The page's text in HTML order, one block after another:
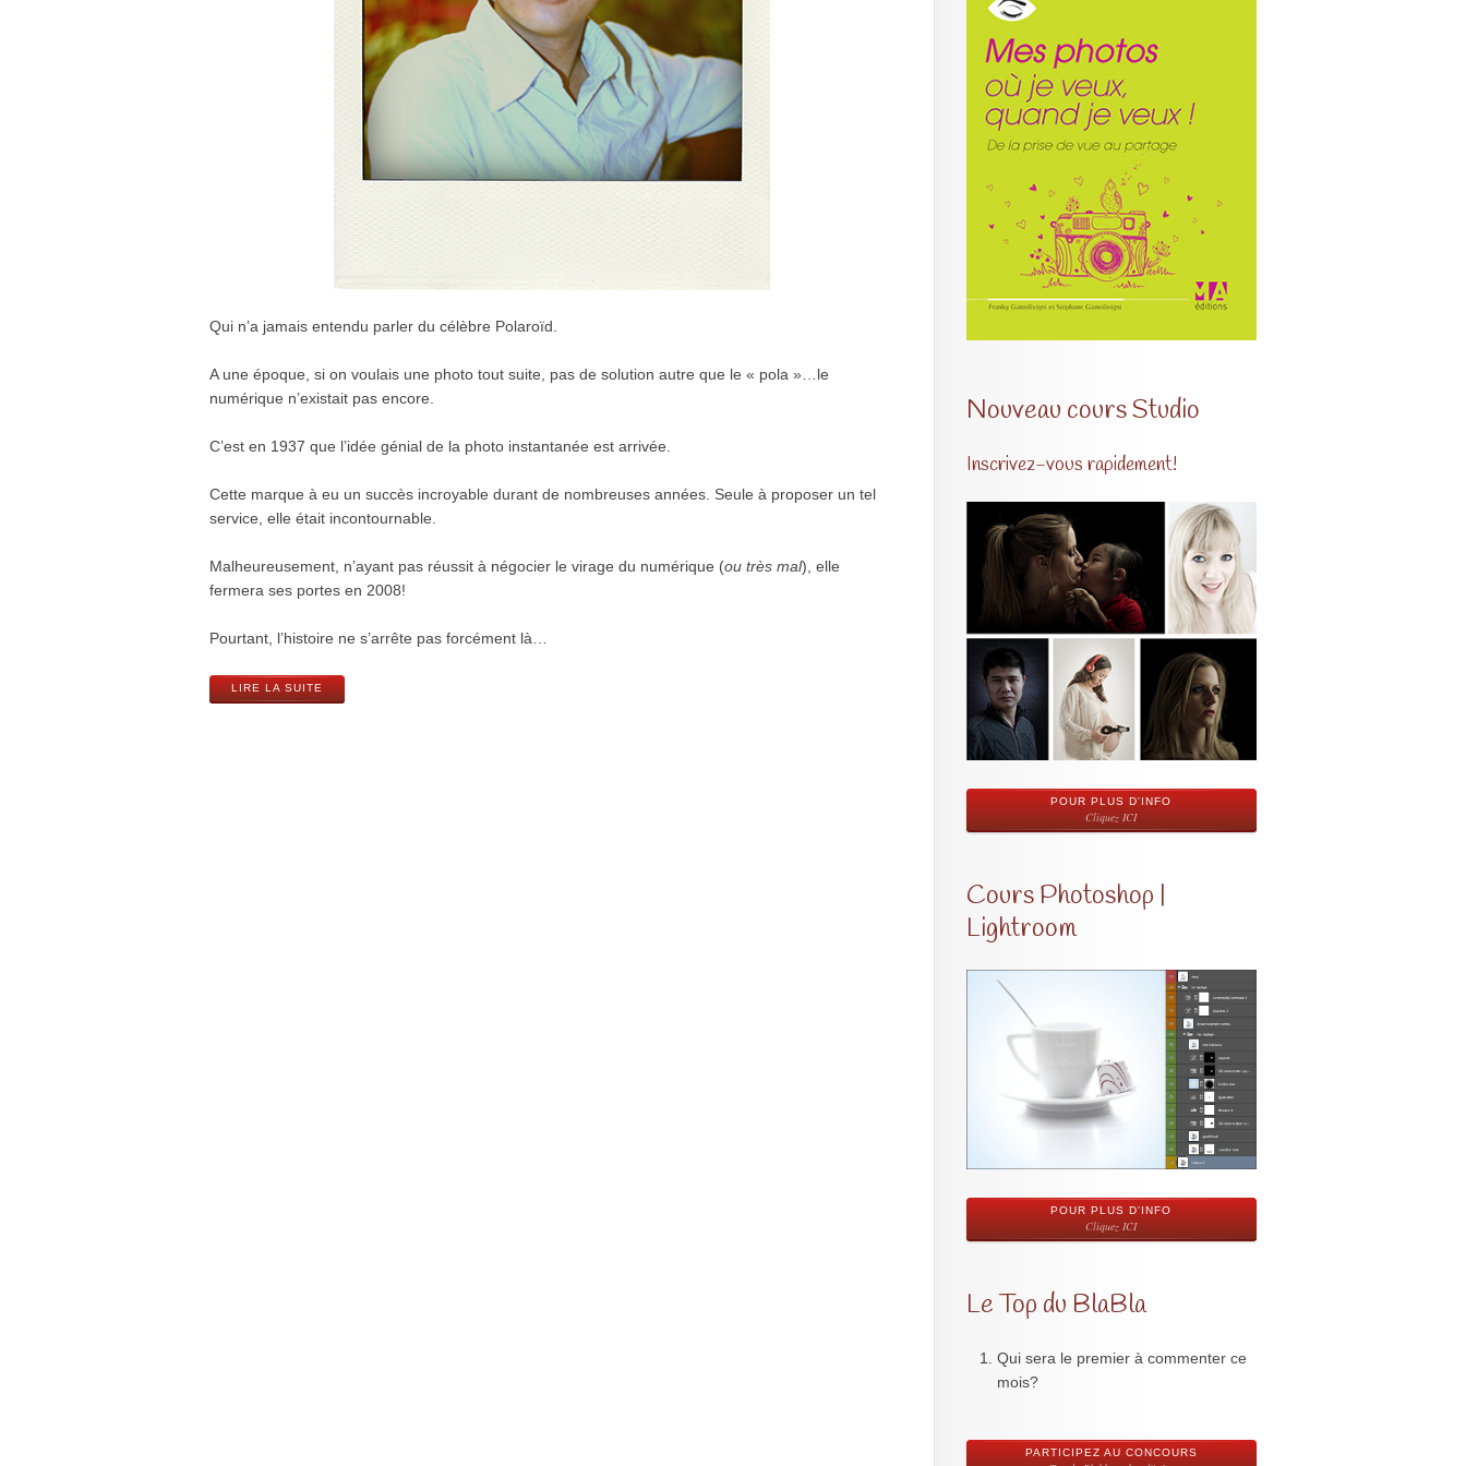
Qui n’a jamais entendu parler du célèbre Polaroïd.
A une époque, si on voulais une photo tout suite, pas de solution autre que le « pola »…le
numérique n’existait pas encore.
C’est en 1937 que l’idée génial de la photo instantanée est arrivée.
Cette marque à eu un succès incroyable durant de nombreuses années. Seule à proposer un tel
service, elle était incontournable.
Malheureusement, n’ayant pas réussit à négocier le virage du numérique (ou très mal), elle
fermera ses portes en 2008!
Pourtant, l’histoire ne s’arrête pas forcément là…
LIRE LA SUITE
Nouveau cours Studio
Inscrivez-vous rapidement!
POUR PLUS D'INFO
Cliquez ICI
Cours Photoshop |
Lightroom
POUR PLUS D'INFO
Cliquez ICI
Le Top du BlaBla
Qui sera le premier à commenter ce
mois?
PARTICIPEZ AU CONCOURS